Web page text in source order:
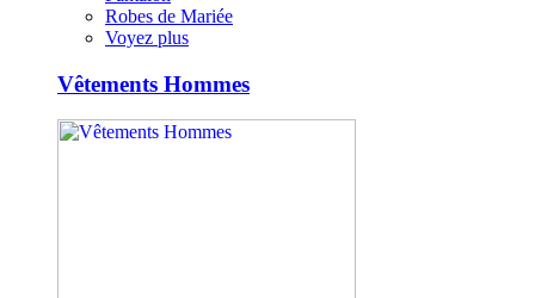
Robes de Mariée
Voyez plus
Vêtements Hommes